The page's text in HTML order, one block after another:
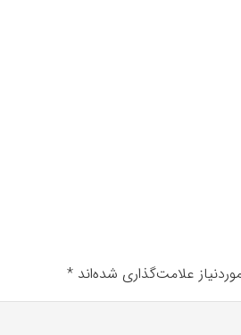
علامت‌گذاری شده‌اند *